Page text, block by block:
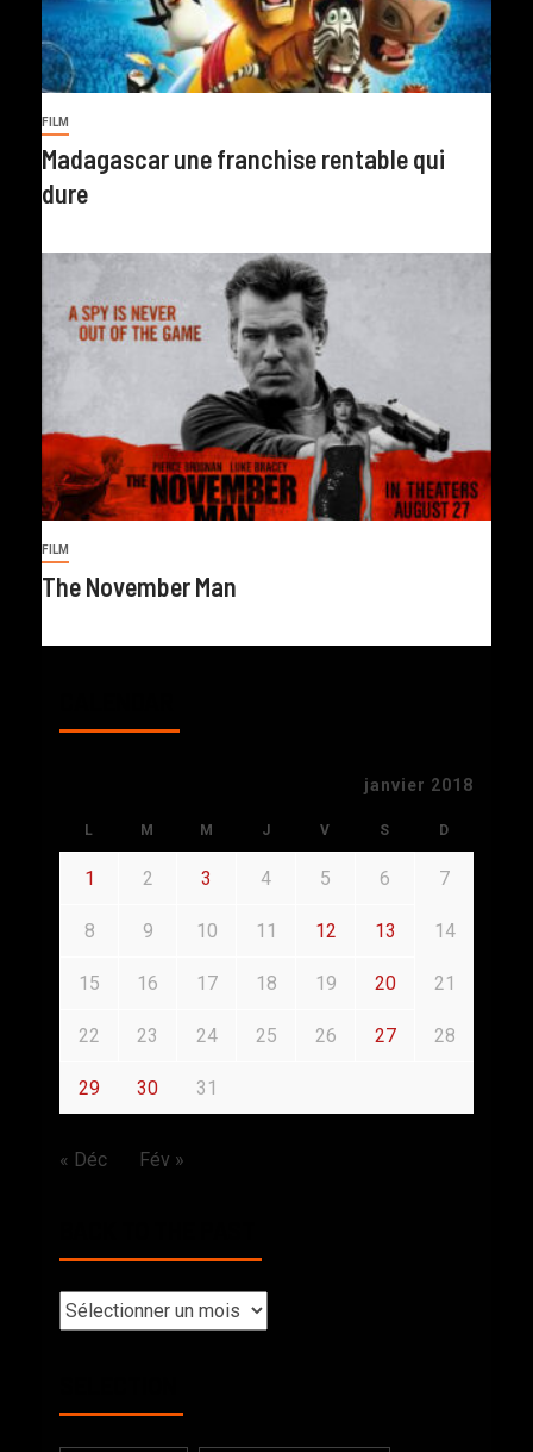
FILM
Madagascar une franchise rentable qui
dure
FILM
The November Man
janvier 2018
L M M J V S D
1 2 3 4 5 6 7
8 9 10 11 12 13 14
15 16 17 18 19 20 21
22 23 24 25 26 27 28
29 30 31
« Déc Fév »